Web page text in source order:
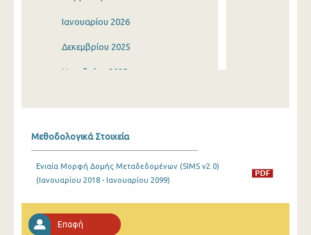
Ιανουαρίου 2026
Δεκεμβρίου 2025
Νοεμβρίου 2025
Ιουλίου 2025
Μαΐου 2025
Μεθοδολογικά Στοιχεία
Ενιαία Μορφή Δομής Μεταδεδομένων (SIMS v2.0)
(Ιανουαρίου 2018 - Ιανουαρίου 2099)
Επαφή